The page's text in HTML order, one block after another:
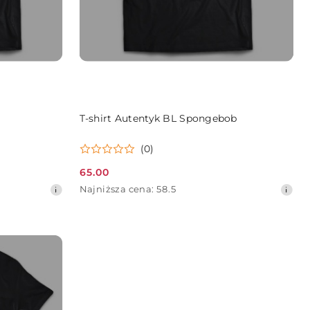
T-shirt Autentyk BL Spongebob
(0)
Cena
promocyjna:
65.00
Najniższa
Najniższa cena: 58.5
DO KOSZYKA